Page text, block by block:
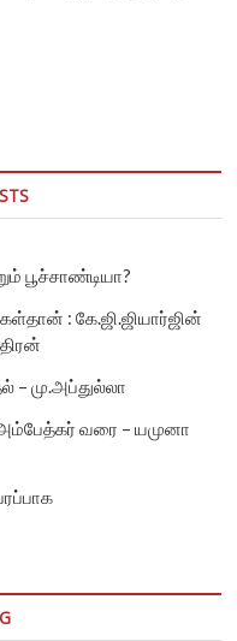
பூச்சாண்டியா?
: கே.ஜி.ஜியார்ஜின்
– மு.அப்துல்லா
வரை – யமுனா